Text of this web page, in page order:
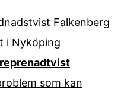
Falkenberg
i Nyköping
som kan